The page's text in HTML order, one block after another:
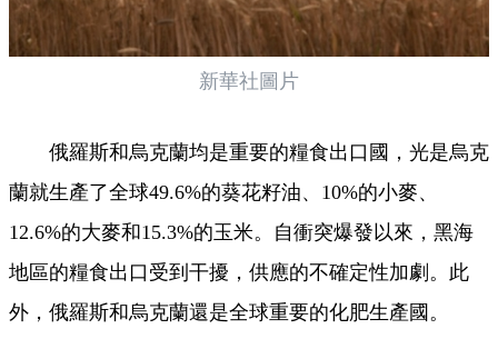
新華社圖片
俄羅斯和烏克蘭均是重要的糧食出口國，光是烏克
蘭就生產了全球49.6%的葵花籽油、10%的小麥、
12.6%的大麥和15.3%的玉米。自衝突爆發以來，黑海
地區的糧食出口受到干擾，供應的不確定性加劇。此
外，俄羅斯和烏克蘭還是全球重要的化肥生產國。